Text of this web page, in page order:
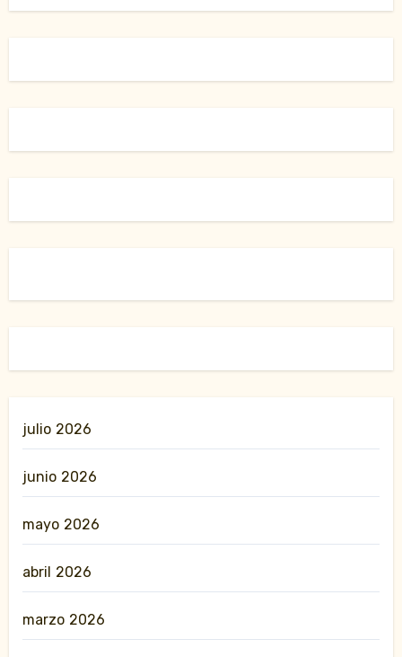
julio 2026
junio 2026
mayo 2026
abril 2026
marzo 2026